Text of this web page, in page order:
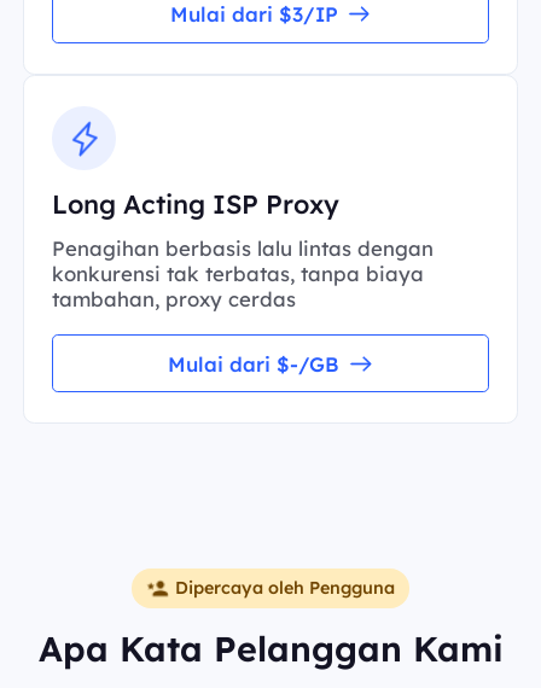
Mulai dari $3/IP
Long Acting ISP Proxy
Penagihan berbasis lalu lintas dengan
konkurensi tak terbatas, tanpa biaya
tambahan, proxy cerdas
Mulai dari $-/GB
Dipercaya oleh Pengguna
Apa Kata Pelanggan Kami